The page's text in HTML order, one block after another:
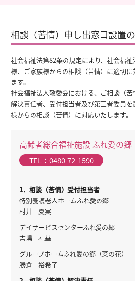
相談（苦情）申し出窓口設置
社会福祉法第82条の規定により、社会福
様、ご家族様からの相談（苦情）に適切に
ます。
社会福祉法人敬愛会における、ご相談（
解決責任者、受付担当者及び第三者委員
様からの相談（苦情）に対応いたします。
高齢者総合福祉施設 ふれ愛の郷
TEL：0480-72-1590
1．相談（苦情）受付担当者
特別養護老人ホームふれ愛の郷
村井 夏実
デイサービスセンターふれ愛の郷
吉場 礼華
グループホームふれ愛の郷（菜の花）
勝倉 裕希子